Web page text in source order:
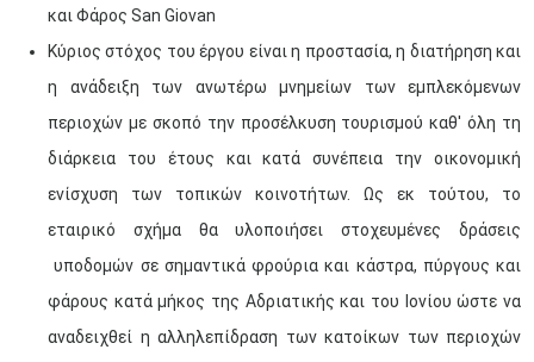
και Φάρος San Giovan
Κύριος στόχος του έργου είναι η προστασία, η διατήρηση και
η ανάδειξη των ανωτέρω μνημείων των εμπλεκόμενων
περιοχών με σκοπό την προσέλκυση τουρισμού καθ' όλη τη
διάρκεια του έτους και κατά συνέπεια την οικονομική
ενίσχυση των τοπικών κοινοτήτων. Ως εκ τούτου, το
εταιρικό σχήμα θα υλοποιήσει στοχευμένες δράσεις
υποδομών σε σημαντικά φρούρια και κάστρα, πύργους και
φάρους κατά μήκος της Αδριατικής και του Ιονίου ώστε να
αναδειχθεί η αλληλεπίδραση των κατοίκων των περιοχών